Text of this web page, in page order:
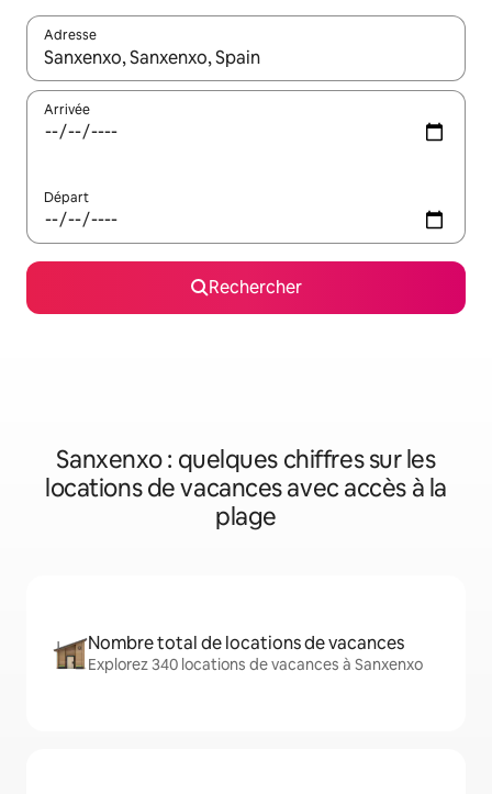
Adresse
Lorsque les résultats s'affichent, utilisez les flèches vers le
Arrivée
Départ
Rechercher
Sanxenxo : quelques chiffres sur les
locations de vacances avec accès à la
plage
Nombre total de locations de vacances
Explorez 340 locations de vacances à Sanxenxo